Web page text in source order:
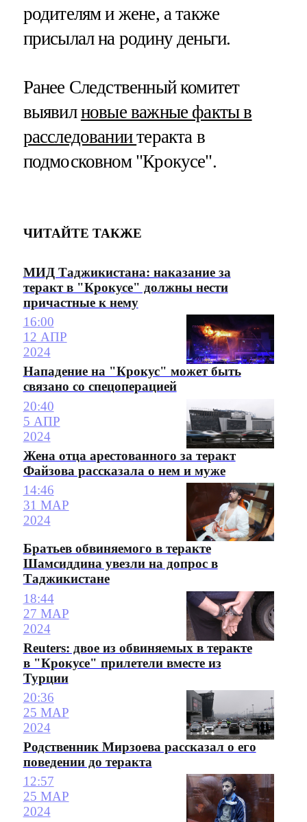
родителям и жене, а также
присылал на родину деньги.
Ранее Следственный комитет
выявилновые важные факты в
расследованиитеракта в
подмосковном "Крокусе".
ЧИТАЙТЕ ТАКЖЕ
МИД Таджикистана: наказание за
теракт в "Крокусе" должны нести
причастные к нему
16:00
12 АПР
2024
Нападение на "Крокус" может быть
связано со спецоперацией
20:40
5 АПР
2024
Жена отца арестованного за теракт
Файзова рассказала о нем и муже
14:46
31 МАР
2024
Братьев обвиняемого в теракте
Шамсиддина увезли на допрос в
Таджикистане
18:44
27 МАР
2024
Reuters: двое из обвиняемых в теракте
в "Крокусе" прилетели вместе из
Турции
20:36
25 МАР
2024
Родственник Мирзоева рассказал о его
поведении до теракта
12:57
25 МАР
2024